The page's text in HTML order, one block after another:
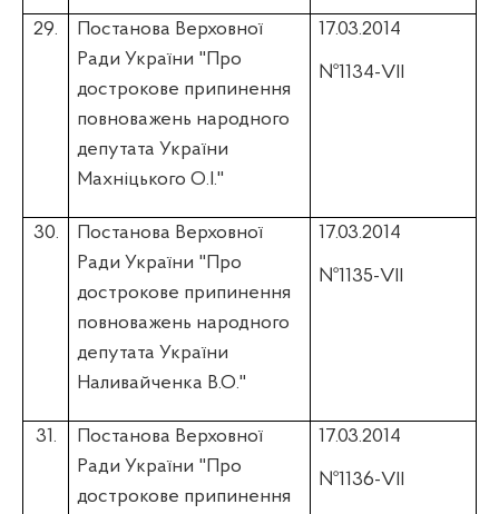
29.
Постанова Верховної
Ради України "Про
дострокове припинення
повноважень народного
депутата України
Махніцького О.І."
17.03.2014
№1134-VII
30.
Постанова Верховної
Ради України "Про
дострокове припинення
повноважень народного
депутата України
Наливайченка В.О."
17.03.2014
№1135-VII
31.
Постанова Верховної
Ради України "Про
дострокове припинення
17.03.2014
№1136-VII